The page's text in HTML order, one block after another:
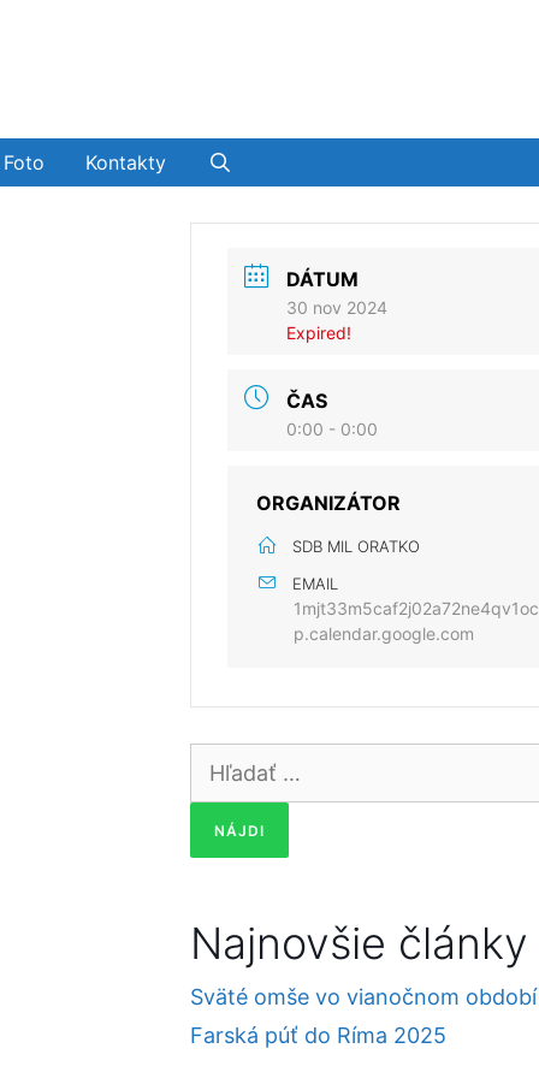
Foto Kontakty
DÁTUM
30 nov 2024
Expired!
ČAS
0:00 - 0:00
ORGANIZÁTOR
SDB MIL ORATKO
EMAIL
p.calendar.google.com
Hľadať:
Najnovšie články
Sväté omše vo vianočnom období
Farská púť do Ríma 2025